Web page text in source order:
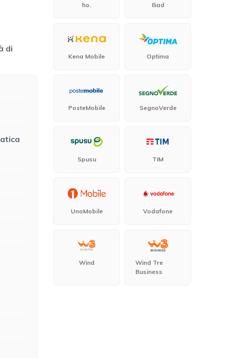
di
ho. Iliad
Kena Mobile Optima
PosteMobile SegnoVerde
Spusu TIM
UnoMobile Vodafone
Wind
Wind Tre
Business